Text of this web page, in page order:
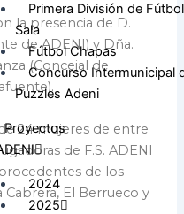
Primera División de Fútbol
Sala
Fútbol Chapas
Concurso Intermunicipal
Puzzles Adeni
Proyectos
2024
2025
la presencia de D.
de ADENI) y Dña.
(Concejal de
24 mujeres de entre
de F.S. ADENI
de los
El Berrueco y